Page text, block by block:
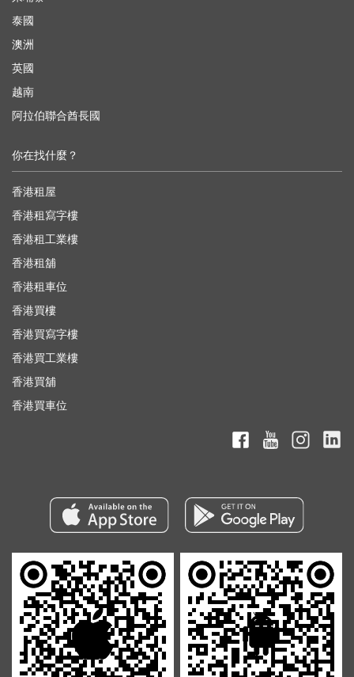
泰國
澳洲
英國
越南
阿拉伯聯合酋長國
你在找什麼？
香港租屋
香港租寫字樓
香港租工業樓
香港租舖
香港租車位
香港買樓
香港買寫字樓
香港買工業樓
香港買舖
香港買車位